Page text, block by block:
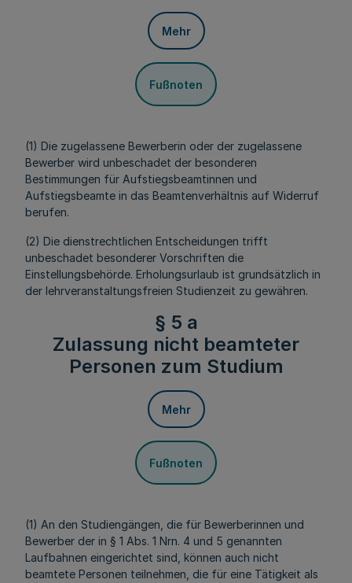
Mehr
Fußnoten
(1) Die zugelassene Bewerberin oder der zugelassene
Bewerber wird unbeschadet der besonderen
Bestimmungen für Aufstiegsbeamtinnen und
Aufstiegsbeamte in das Beamtenverhältnis auf Widerruf
berufen.
(2) Die dienstrechtlichen Entscheidungen trifft
unbeschadet besonderer Vorschriften die
Einstellungsbehörde. Erholungsurlaub ist grundsätzlich in
der lehrveranstaltungsfreien Studienzeit zu gewähren.
§ 5 a
Zulassung nicht beamteter
Personen zum Studium
Mehr
Fußnoten
(1) An den Studiengängen, die für Bewerberinnen und
Bewerber der in § 1 Abs. 1 Nrn. 4 und 5 genannten
Laufbahnen eingerichtet sind, können auch nicht
beamtete Personen teilnehmen, die für eine Tätigkeit als